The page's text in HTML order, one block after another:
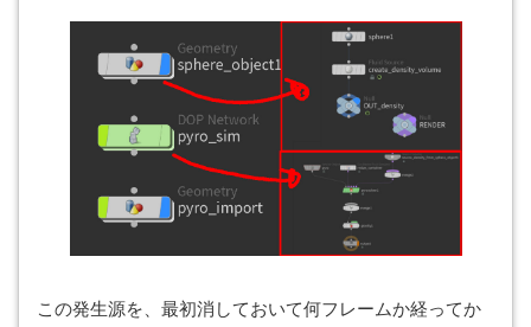
この発生源を、最初消しておいて何フレームか経ってか